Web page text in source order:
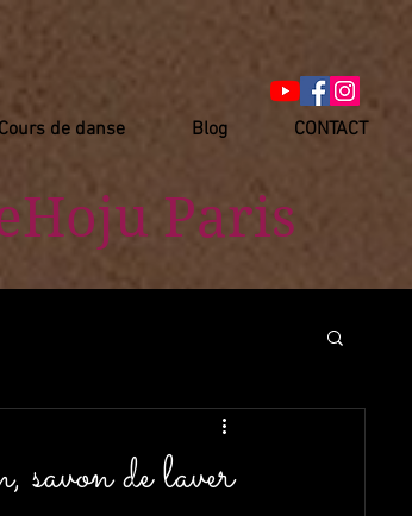
Cours de danse Blog CONTACT
Paris
de laver